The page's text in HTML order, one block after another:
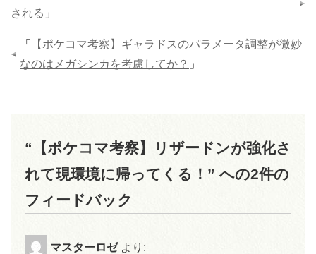
される 」
「
【ポケコマ考察】ギャラドスのパラメータ調整が微妙
なのはメガシンカを考慮してか？ 」
“【ポケコマ考察】リザードンが強化さ
れて現環境に帰ってくる！” への2件の
フィードバック
マスターロゼ より: